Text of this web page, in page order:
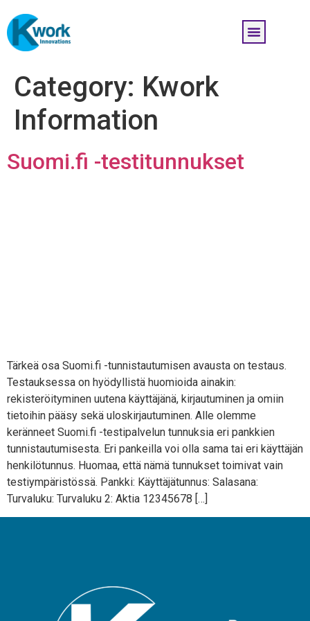
Category: Kwork
Information
Suomi.fi -testitunnukset
Tärkeä osa Suomi.fi -tunnistautumisen avausta on testaus.
Testauksessa on hyödyllistä huomioida ainakin:
rekisteröityminen uutena käyttäjänä, kirjautuminen ja omiin
tietoihin pääsy sekä uloskirjautuminen. Alle olemme
keränneet Suomi.fi -testipalvelun tunnuksia eri pankkien
tunnistautumisesta. Eri pankeilla voi olla sama tai eri käyttäjän
henkilötunnus. Huomaa, että nämä tunnukset toimivat vain
testiympäristössä. Pankki: Käyttäjätunnus: Salasana:
Turvaluku: Turvaluku 2: Aktia 12345678 […]